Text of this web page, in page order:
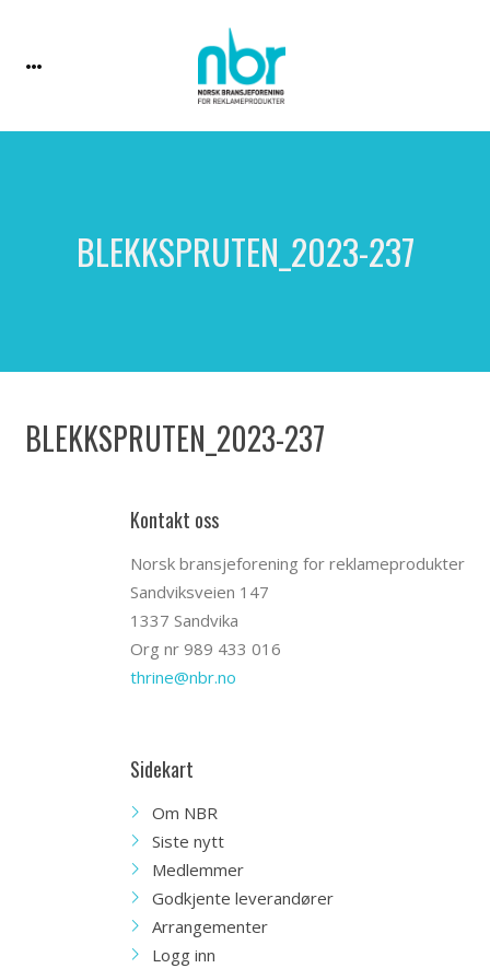
BLEKKSPRUTEN_2023-237
BLEKKSPRUTEN_2023-237
Kontakt oss
Norsk bransjeforening for reklameprodukter
Sandviksveien 147
1337 Sandvika
Org nr 989 433 016
thrine@nbr.no
Sidekart
Om NBR
Siste nytt
Medlemmer
Godkjente leverandører
Arrangementer
Logg inn